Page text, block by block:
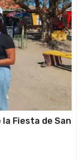
Fiesta de San